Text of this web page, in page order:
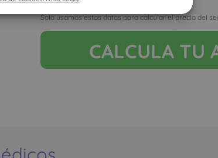
Solo usamos estos datos para calcular el precio del
CALCULA TU